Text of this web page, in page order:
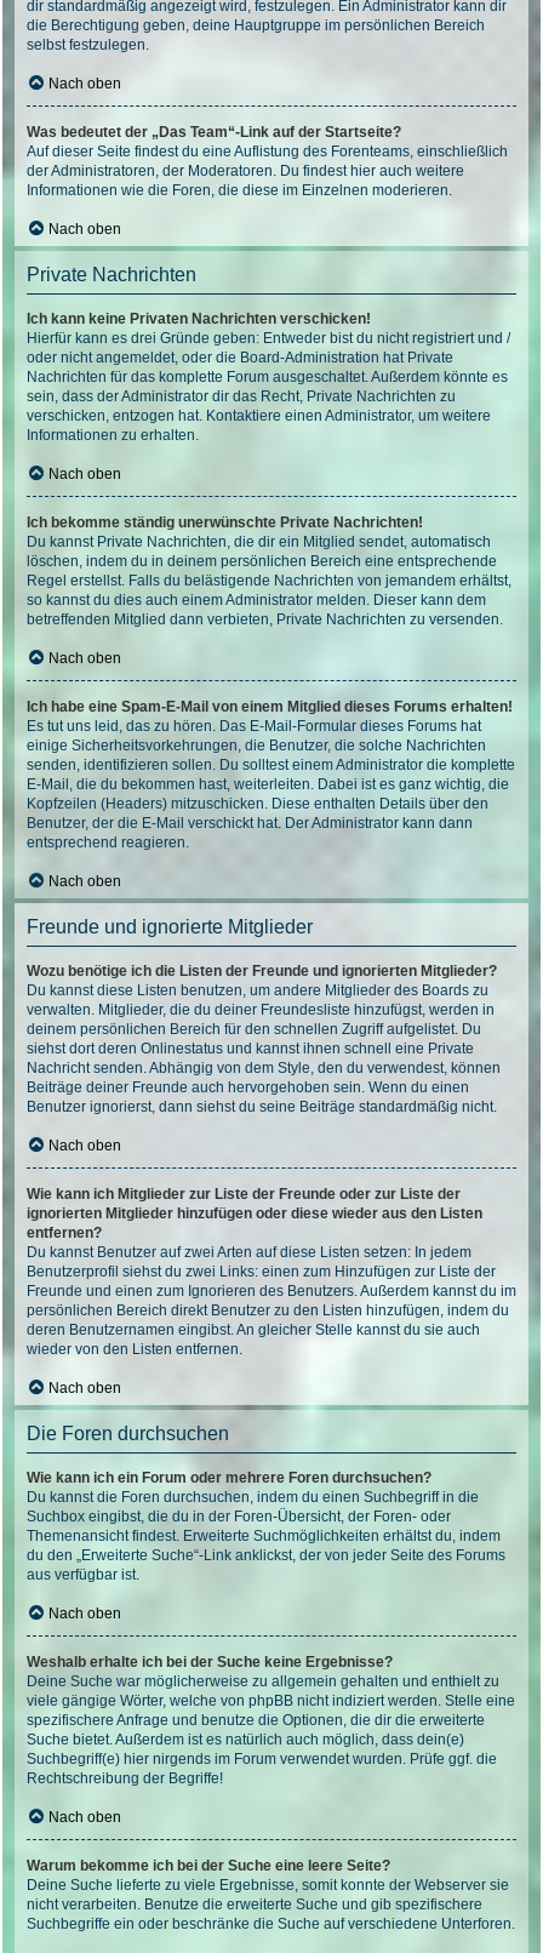
dir standardmäßig angezeigt wird, festzulegen. Ein Administrator kann dir
die Berechtigung geben, deine Hauptgruppe im persönlichen Bereich
selbst festzulegen.
Nach oben
Was bedeutet der „Das Team“-Link auf der Startseite?
Auf dieser Seite findest du eine Auflistung des Forenteams, einschließlich
der Administratoren, der Moderatoren. Du findest hier auch weitere
Informationen wie die Foren, die diese im Einzelnen moderieren.
Nach oben
Private Nachrichten
Ich kann keine Privaten Nachrichten verschicken!
Hierfür kann es drei Gründe geben: Entweder bist du nicht registriert und /
oder nicht angemeldet, oder die Board-Administration hat Private
Nachrichten für das komplette Forum ausgeschaltet. Außerdem könnte es
sein, dass der Administrator dir das Recht, Private Nachrichten zu
verschicken, entzogen hat. Kontaktiere einen Administrator, um weitere
Informationen zu erhalten.
Nach oben
Ich bekomme ständig unerwünschte Private Nachrichten!
Du kannst Private Nachrichten, die dir ein Mitglied sendet, automatisch
löschen, indem du in deinem persönlichen Bereich eine entsprechende
Regel erstellst. Falls du belästigende Nachrichten von jemandem erhältst,
so kannst du dies auch einem Administrator melden. Dieser kann dem
betreffenden Mitglied dann verbieten, Private Nachrichten zu versenden.
Nach oben
Ich habe eine Spam-E-Mail von einem Mitglied dieses Forums erhalten!
Es tut uns leid, das zu hören. Das E-Mail-Formular dieses Forums hat
einige Sicherheitsvorkehrungen, die Benutzer, die solche Nachrichten
senden, identifizieren sollen. Du solltest einem Administrator die komplette
E-Mail, die du bekommen hast, weiterleiten. Dabei ist es ganz wichtig, die
Kopfzeilen (Headers) mitzuschicken. Diese enthalten Details über den
Benutzer, der die E-Mail verschickt hat. Der Administrator kann dann
entsprechend reagieren.
Nach oben
Freunde und ignorierte Mitglieder
Wozu benötige ich die Listen der Freunde und ignorierten Mitglieder?
Du kannst diese Listen benutzen, um andere Mitglieder des Boards zu
verwalten. Mitglieder, die du deiner Freundesliste hinzufügst, werden in
deinem persönlichen Bereich für den schnellen Zugriff aufgelistet. Du
siehst dort deren Onlinestatus und kannst ihnen schnell eine Private
Nachricht senden. Abhängig von dem Style, den du verwendest, können
Beiträge deiner Freunde auch hervorgehoben sein. Wenn du einen
Benutzer ignorierst, dann siehst du seine Beiträge standardmäßig nicht.
Nach oben
Wie kann ich Mitglieder zur Liste der Freunde oder zur Liste der
ignorierten Mitglieder hinzufügen oder diese wieder aus den Listen
entfernen?
Du kannst Benutzer auf zwei Arten auf diese Listen setzen: In jedem
Benutzerprofil siehst du zwei Links: einen zum Hinzufügen zur Liste der
Freunde und einen zum Ignorieren des Benutzers. Außerdem kannst du im
persönlichen Bereich direkt Benutzer zu den Listen hinzufügen, indem du
deren Benutzernamen eingibst. An gleicher Stelle kannst du sie auch
wieder von den Listen entfernen.
Nach oben
Die Foren durchsuchen
Wie kann ich ein Forum oder mehrere Foren durchsuchen?
Du kannst die Foren durchsuchen, indem du einen Suchbegriff in die
Suchbox eingibst, die du in der Foren-Übersicht, der Foren- oder
Themenansicht findest. Erweiterte Suchmöglichkeiten erhältst du, indem
du den „Erweiterte Suche“-Link anklickst, der von jeder Seite des Forums
aus verfügbar ist.
Nach oben
Weshalb erhalte ich bei der Suche keine Ergebnisse?
Deine Suche war möglicherweise zu allgemein gehalten und enthielt zu
viele gängige Wörter, welche von phpBB nicht indiziert werden. Stelle eine
spezifischere Anfrage und benutze die Optionen, die dir die erweiterte
Suche bietet. Außerdem ist es natürlich auch möglich, dass dein(e)
Suchbegriff(e) hier nirgends im Forum verwendet wurden. Prüfe ggf. die
Rechtschreibung der Begriffe!
Nach oben
Warum bekomme ich bei der Suche eine leere Seite?
Deine Suche lieferte zu viele Ergebnisse, somit konnte der Webserver sie
nicht verarbeiten. Benutze die erweiterte Suche und gib spezifischere
Suchbegriffe ein oder beschränke die Suche auf verschiedene Unterforen.